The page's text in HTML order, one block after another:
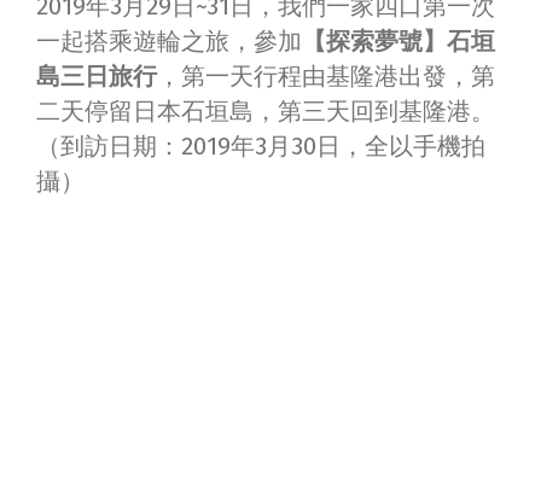
2019年3月29日~31日，我們一家四口第一次
一起搭乘遊輪之旅，參加 【探索夢號】石垣
島三日旅行，第一天行程由基隆港出發，第
二天停留日本石垣島，第三天回到基隆港。
（到訪日期：2019年3月30日，全以手機拍
攝）